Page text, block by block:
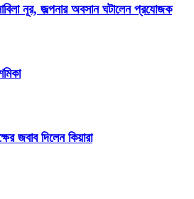
নূর, জল্পনার অবসান ঘটালেন প্রযোজক
জবাব দিলেন কিয়ারা